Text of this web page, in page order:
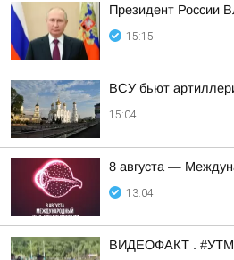
Президент России
15:15
ВСУ бьют
15:04
8 августа —
13:04
ВИДЕОФАКТ .